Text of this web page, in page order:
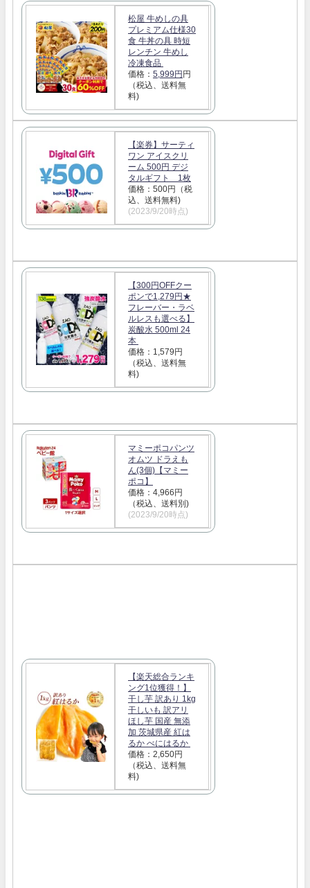
松屋 牛めしの具
プレミアム仕様30
食 牛丼の具 時短
レンチン 牛めし
冷凍食品
価格： 5,999円 円
（税込、送料無
料)
【楽券】サーティ
ワン アイスクリ
ーム 500円 デジ
タルギフト 1枚
価格：500円（税
込、送料無料)
(2023/9/20時点)
【300円OFFクー
ポンで1,279円★
フレーバー・ラベ
ルレスも選べる】
炭酸水 500ml 24
本
価格：1,579円
（税込、送料無
料)
マミーポコパンツ
オムツ ドラえも
ん(3個)【マミー
ポコ】
価格：4,966円
（税込、送料別)
(2023/9/20時点)
【楽天総合ランキ
ング1位獲得！】
干し芋 訳あり 1kg
干しいも 訳アリ
ほし芋 国産 無添
加 茨城県産 紅は
るか べにはるか
価格：2,650円
（税込、送料無
料)